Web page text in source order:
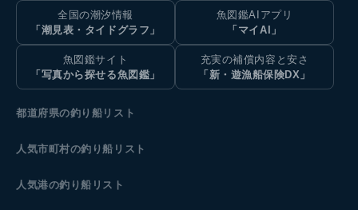
全国の潮汐情報
「潮見表・タイドグラフ」
魚図鑑AIアプリ
「マイAI」
魚図鑑サイト
「写真から探せる魚図鑑」
充実の補償内容と安さ
「新・遊漁船保険DX」
都道府県の釣り船リスト
人気市町村の釣り船リスト
人気港の釣り船リスト